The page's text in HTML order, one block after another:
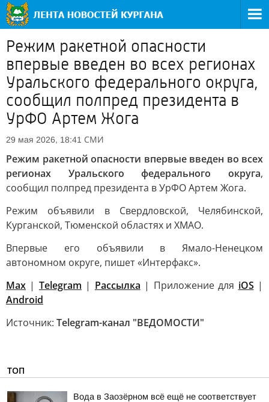
Режим ракетной опасности
впервые введен во всех регионах
Уральского федерального округа,
сообщил полпред президента в
УрФО Артем Жога
29 мая 2026, 18:41 СМИ
Режим ракетной опасности впервые введен во всех
регионах Уральского федерального округа,
сообщил полпред президента в УрФО Артем Жога.
Режим объявили в Свердловской, Челябинской,
Курганской, Тюменской областях и ХМАО.
Впервые его объявили в Ямало-Ненецком
автономном округе, пишет «Интерфакс».
Max | Telegram | Рассылка | Приложение для iOS |
Android
Источник: Telegram-канал "ВЕДОМОСТИ"
ТОП
Вода в Заозёрном всё ещё не соответствует